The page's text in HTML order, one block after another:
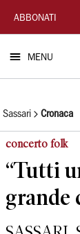
La
Nuova
ABBONATI
MENU
Sassari Cronaca
concerto folk
“Tutti
grande